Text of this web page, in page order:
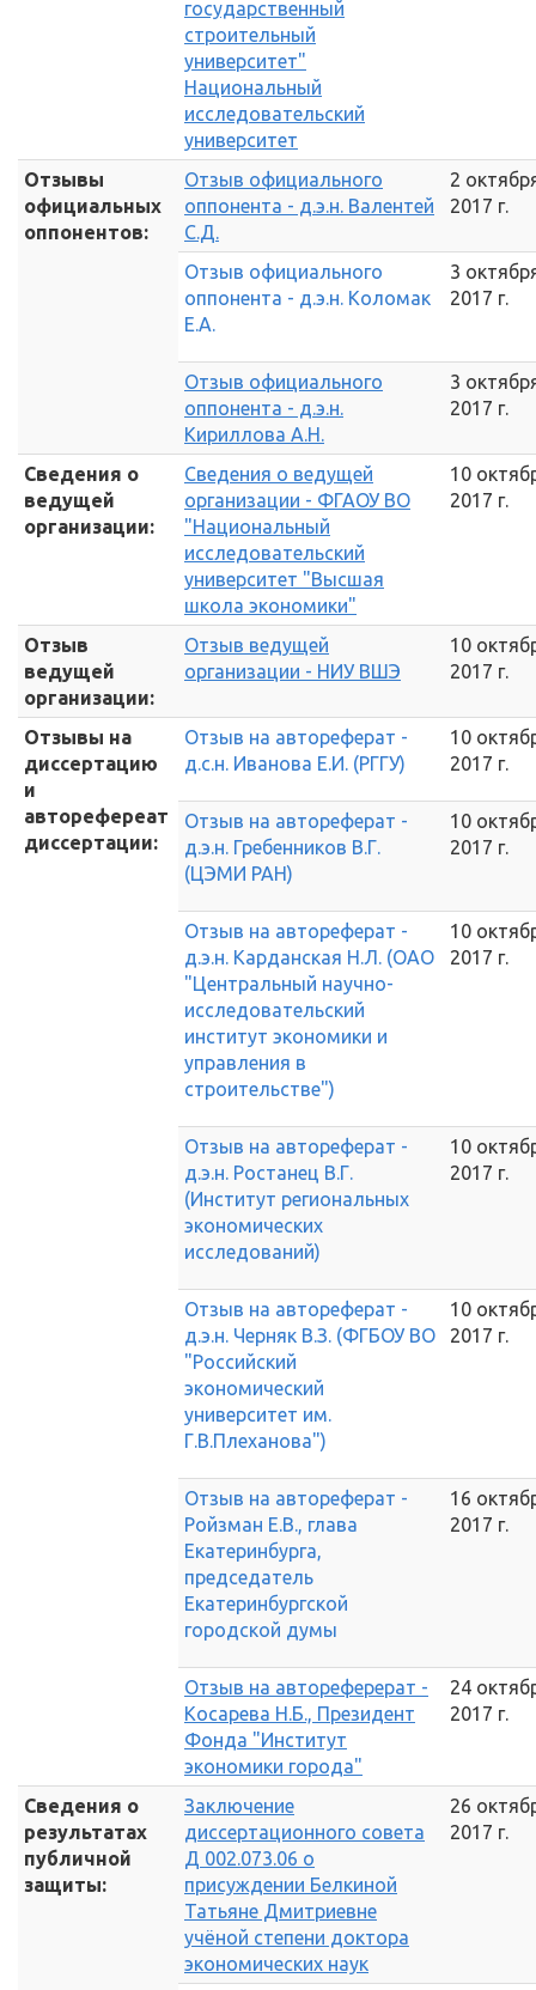
государственный
строительный
университет"
Национальный
исследовательский
университет
Отзывы
официальных
оппонентов:
Отзыв официального
оппонента - д.э.н. Валентей
С.Д.
2
2017 г.
Отзыв официального
оппонента - д.э.н. Коломак
Е.А.
3
2017 г.
Отзыв официального
оппонента - д.э.н.
Кириллова А.Н.
3
2017 г.
Сведения о
ведущей
организации:
Сведения о ведущей
организации - ФГАОУ ВО
"Национальный
исследовательский
университет "Высшая
школа экономики"
10
2017 г.
Отзыв
ведущей
организации:
Отзыв ведущей
организации - НИУ ВШЭ
10
2017 г.
Отзывы на
диссертацию
и
авторефереат
диссертации:
Отзыв на автореферат -
д.с.н. Иванова Е.И. (РГГУ)
10
2017 г.
Отзыв на автореферат -
д.э.н. Гребенников В.Г.
(ЦЭМИ РАН)
10
2017 г.
Отзыв на автореферат -
д.э.н. Карданская Н.Л. (ОАО
"Центральный научно-
исследовательский
институт экономики и
управления в
строительстве")
10
2017 г.
Отзыв на автореферат -
д.э.н. Ростанец В.Г.
(Институт региональных
экономических
исследований)
10
2017 г.
Отзыв на автореферат -
д.э.н. Черняк В.З. (ФГБОУ ВО
"Российский
экономический
университет им.
Г.В.Плеханова")
10
2017 г.
Отзыв на автореферат -
Ройзман Е.В., глава
Екатеринбурга,
председатель
Екатеринбургской
городской думы
16
2017 г.
Отзыв на автореферерат -
Косарева Н.Б., Президент
Фонда "Институт
экономики города"
24
2017 г.
Сведения о
результатах
публичной
защиты:
Заключение
диссертационного совета
Д 002.073.06 о
присуждении Белкиной
Татьяне Дмитриевне
учёной степени доктора
экономических наук
26
2017 г.